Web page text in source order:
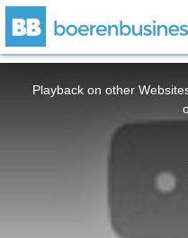
Playback on other